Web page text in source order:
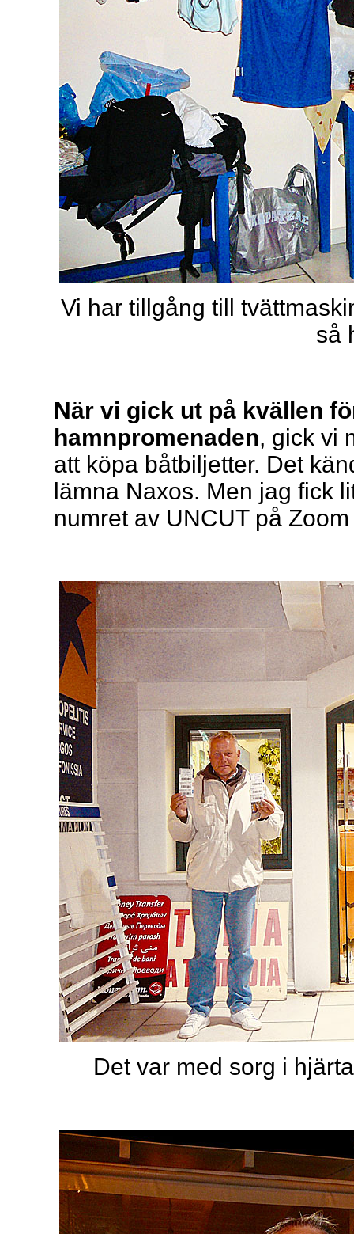
Vi har tillgång till
så
När vi gick ut på kvällen
hamnpromenaden, gick vi
att köpa båtbiljetter. Det
lämna Naxos. Men jag fick
numret av UNCUT på
Det var med sorg i